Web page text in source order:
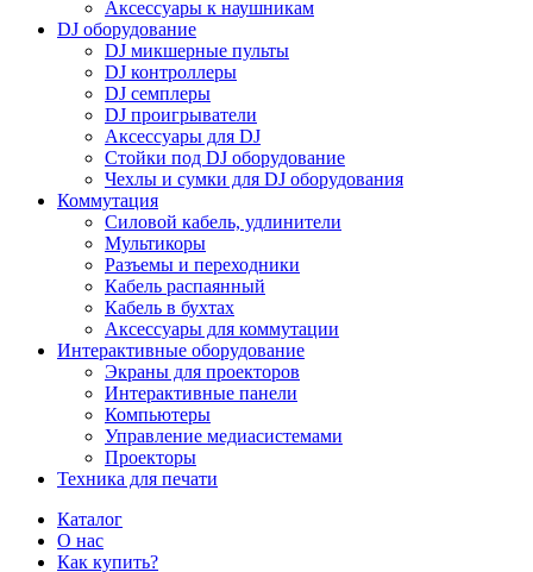
Аксессуары к наушникам
DJ оборудование
DJ микшерные пульты
DJ контроллеры
DJ семплеры
DJ проигрыватели
Аксессуары для DJ
Стойки под DJ оборудование
Чехлы и сумки для DJ оборудования
Коммутация
Силовой кабель, удлинители
Мультикоры
Разъемы и переходники
Кабель распаянный
Кабель в бухтах
Аксессуары для коммутации
Интерактивные оборудование
Экраны для проекторов
Интерактивные панели
Компьютеры
Управление медиасистемами
Проекторы
Техника для печати
Каталог
О нас
Как купить?